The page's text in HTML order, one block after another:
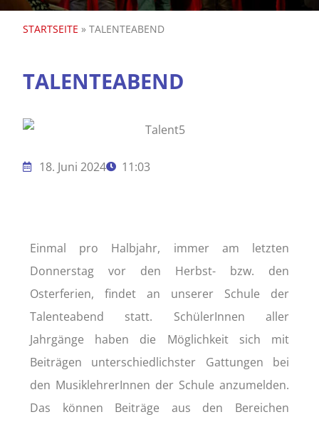
STARTSEITE »TALENTEABEND
TALENTEABEND
18. Juni 2024 11:03
Einmal pro Halbjahr, immer am letzten
Donnerstag vor den Herbst- bzw. den
Osterferien, findet an unserer Schule der
Talenteabend statt. SchülerInnen aller
Jahrgänge haben die Möglichkeit sich mit
Beiträgen unterschiedlichster Gattungen bei
den MusiklehrerInnen der Schule anzumelden.
Das können Beiträge aus den Bereichen